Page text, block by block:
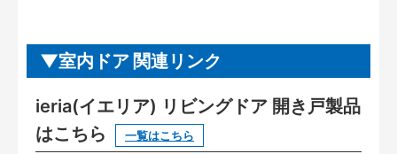
室内ドア 関連リンク
ieria(イエリア) リビングドア 開き戸製品
はこちら
一覧はこちら